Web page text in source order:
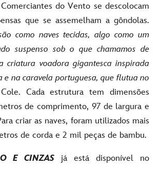
do Vento se descolocam
que se assemelham a gôndolas.
como naves tecidas, algo como um
suspenso sob o que chamamos de
criatura voadora gigantesca inspirada
e na caravela portuguesa, que flutua no
Cada estrutura tem dimensões
de comprimento, 97 de largura e
criar as naves, foram utilizados mais
de corda e 2 mil peças de bambu.
E CINZAS já está disponível no